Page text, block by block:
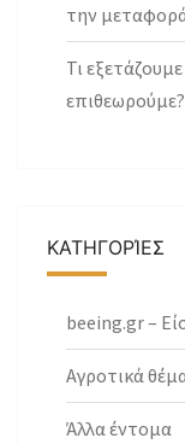
την
Τι
επιθεωρούμε?
ΚΑΤΗΓΟΡΊΕΣ
beeing.gr –
Αγροτικά
Άλλα έντομα